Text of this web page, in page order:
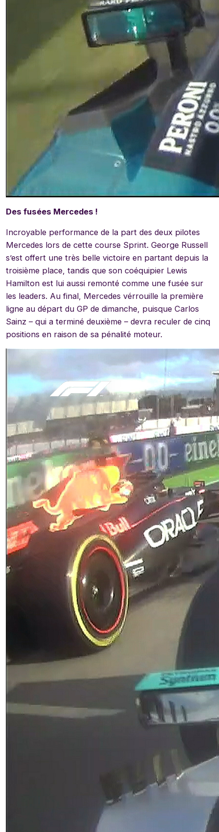
Des fusées Mercedes !
Incroyable performance de la part des deux pilotes
Mercedes lors de cette course Sprint. George Russell
s’est offert une très belle victoire en partant depuis la
troisième place, tandis que son coéquipier Lewis
Hamilton est lui aussi remonté comme une fusée sur
les leaders. Au final, Mercedes vérrouille la première
ligne au départ du GP de dimanche, puisque Carlos
Sainz – qui a terminé deuxième – devra reculer de cinq
positions en raison de sa pénalité moteur.